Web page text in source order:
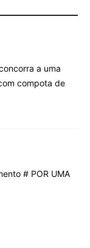
a uma
compota de
# POR UMA